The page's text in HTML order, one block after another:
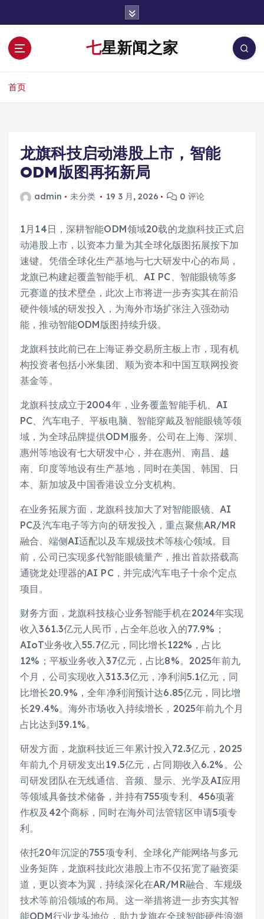
七星新闻之家
首页
龙旗科技启动港股上市，智能
ODM版图再拓新局
admin 未分类 19 3 月, 2026 0 评论
1月14日，深耕智能ODM领域20载的龙旗科技正式启
动港股上市，以资本力量为其全球化版图拓展按下加
速键。凭借全球化生产基地与七大研发中心的布局，
龙旗已构建起覆盖智能手机、AI PC、智能眼镜等多
元赛道的技术壁垒，此次上市将进一步夯实其在前沿
硬件领域的研发投入，为海外市场扩张注入强劲动
能，推动智能ODM版图持续升级。
龙旗科技此前已在上海证券交易所主板上市，现有机
构投资者包括小米集团、顺为资本和中国互联网投资
基金等。
龙旗科技成立于2004年，业务覆盖智能手机、AI
PC、汽车电子、平板电脑、智能穿戴及智能眼镜等领
域，为全球品牌提供ODM服务。公司在上海、深圳、
惠州等地设有七大研发中心，并在惠州、南昌、越
南、印度等地设有生产基地，同时在美国、韩国、日
本、新加坡及中国香港设立分支机构。
在业务拓展方面，龙旗科技加大了对智能眼镜、AI
PC及汽车电子等方向的研发投入，重点聚焦AR/MR
融合、端侧AI适配以及车规级技术等核心领域。目
前，公司已实现多代智能眼镜量产，推出首款搭载高
通骁龙处理器的AI PC，并完成汽车电子十余个定点
项目。
财务方面，龙旗科技核心业务智能手机在2024年实现
收入361.3亿元人民币，占全年总收入的77.9%；
AIoT业务收入55.7亿元，同比增长122%，占比
12%；平板业务收入37亿元，占比8%。2025年前九
个月，公司实现收入313.3亿元，净利润5.1亿元，同
比增长20.9%，全年净利润预计达6.85亿元，同比增
长29.4%。海外市场收入持续增长，2025年前九个月
占比达到39.1%。
研发方面，龙旗科技近三年累计投入72.3亿元，2025
年前九个月研发支出19.5亿元，占同期收入6.2%。公
司研发团队在无线通信、音频、显示、光学及AI应用
等领域具备技术储备，并持有755项专利、456项著
作权及42个商标，同时在海外司法管辖区申请5项专
利。
依托20年沉淀的755项专利、全球化产能网络与多元
业务矩阵，龙旗科技此次港股上市不仅拓宽了融资渠
道，更以资本为翼，持续深化在AR/MR融合、车规级
技术等前沿领域的布局。这一举措将进一步夯实其智
能ODM行业龙头地位，助力龙旗在全球智能硬件浪潮